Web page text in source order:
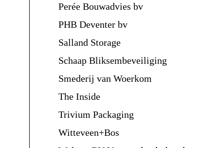
Perée Bouwadvies bv
PHB Deventer bv
Salland Storage
Schaap Bliksembeveiliging
Smederij van Woerkom
The Inside
Trivium Packaging
Witteveen+Bos